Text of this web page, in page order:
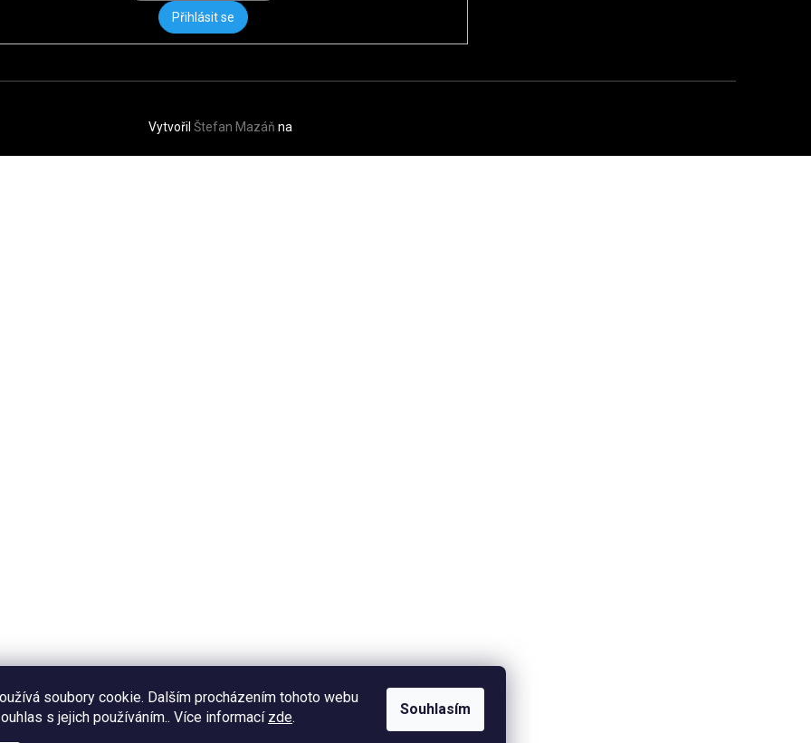
soubory cookie. Dalším procházením tohoto webu
s jejich používáním.. Více informací zde. Souhlasím
Přihlásit se
Vytvořil Štefan Mazáň na